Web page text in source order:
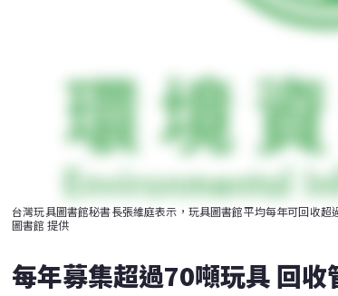
台灣玩具圖書館秘書長張維庭表示，玩具圖書館平均每年可回收
圖書館 提供
每年募集超過70噸玩具 回收